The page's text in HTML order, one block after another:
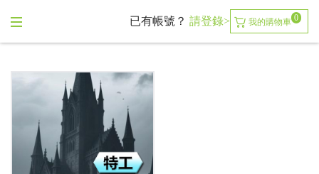
已有帳號？ 請登錄> 我的購物車 0